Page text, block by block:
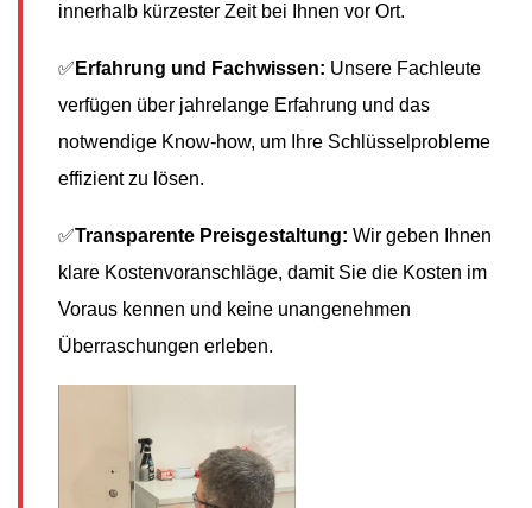
innerhalb kürzester Zeit bei Ihnen vor Ort.
✅ Erfahrung und Fachwissen: Unsere Fachleute
verfügen über jahrelange Erfahrung und das
notwendige Know-how, um Ihre Schlüsselprobleme
effizient zu lösen.
✅Transparente Preisgestaltung: Wir geben Ihnen
klare Kostenvoranschläge, damit Sie die Kosten im
Voraus kennen und keine unangenehmen
Überraschungen erleben.